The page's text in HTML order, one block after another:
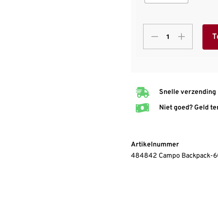
Snelle verzending
Niet goed? Geld
Artikelnummer
484842 Campo Backpack-